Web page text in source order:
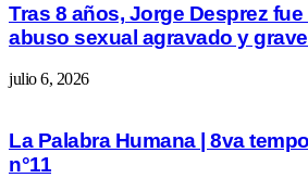
Tras 8 años, Jorge Desprez
abuso sexual agravado y
julio 6, 2026
La Palabra Humana | 8va
n°11